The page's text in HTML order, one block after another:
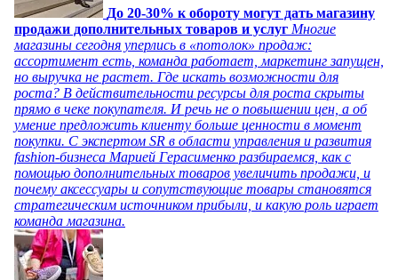
До 20-30% к обороту могут дать магазину
продажи дополнительных товаров и услуг Многие
магазины сегодня уперлись в «потолок» продаж:
ассортимент есть, команда работает, маркетинг запущен,
но выручка не растет. Где искать возможности для
роста? В действительности ресурсы для роста скрыты
прямо в чеке покупателя. И речь не о повышении цен, а об
умение предложить клиенту больше ценности в момент
покупки. С экспертом SR в области управления и развития
fashion-бизнеса Марией Герасименко разбираемся, как с
помощью дополнительных товаров увеличить продажи, и
почему аксессуары и сопутствующие товары становятся
стратегическим источником прибыли, и какую роль играет
команда магазина.